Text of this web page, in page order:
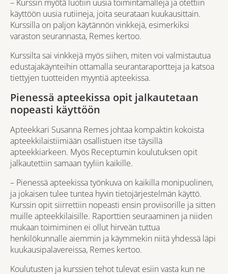
– Kurssin myötä luotiin uusia toimintamalleja ja otettiin
käyttöön uusia rutiineja, joita seurataan kuukausittain.
Kurssilla on paljon käytännön vinkkejä, esimerkiksi
varaston seurannasta, Remes kertoo.
Kurssilta sai vinkkejä myös siihen, miten voi valmistautua
edustajakäynteihin ottamalla seurantaraportteja ja katsoa
tiettyjen tuotteiden myyntiä apteekissa.
Pienessä apteekissa opit jalkautetaan
nopeasti käyttöön
Apteekkari Susanna Remes johtaa kompaktin kokoista
apteekkilaistiimiään osallistuen itse täysillä
apteekkiarkeen. Myös Receptumin koulutuksen opit
jalkautettiin samaan tyyliin kaikille.
– Pienessä apteekissa työnkuva on kaikilla monipuolinen,
ja jokaisen tulee tuntea hyvin tietojärjestelmän käyttö.
Kurssin opit siirrettiin nopeasti ensin proviisorille ja sitten
muille apteekkilaisille. Raporttien seuraaminen ja niiden
mukaan toimiminen ei ollut hirveän tuttua
henkilökunnalle aiemmin ja käymmekin niitä yhdessä läpi
kuukausipalavereissa, Remes kertoo.
Koulutusten ja kurssien tehot tulevat esiin vasta kun ne